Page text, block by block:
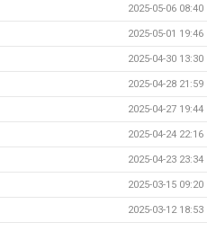
2025-05-06 08:40
2025-05-01 19:46
2025-04-30 13:30
2025-04-28 21:59
2025-04-27 19:44
2025-04-24 22:16
2025-04-23 23:34
2025-03-15 09:20
2025-03-12 18:53